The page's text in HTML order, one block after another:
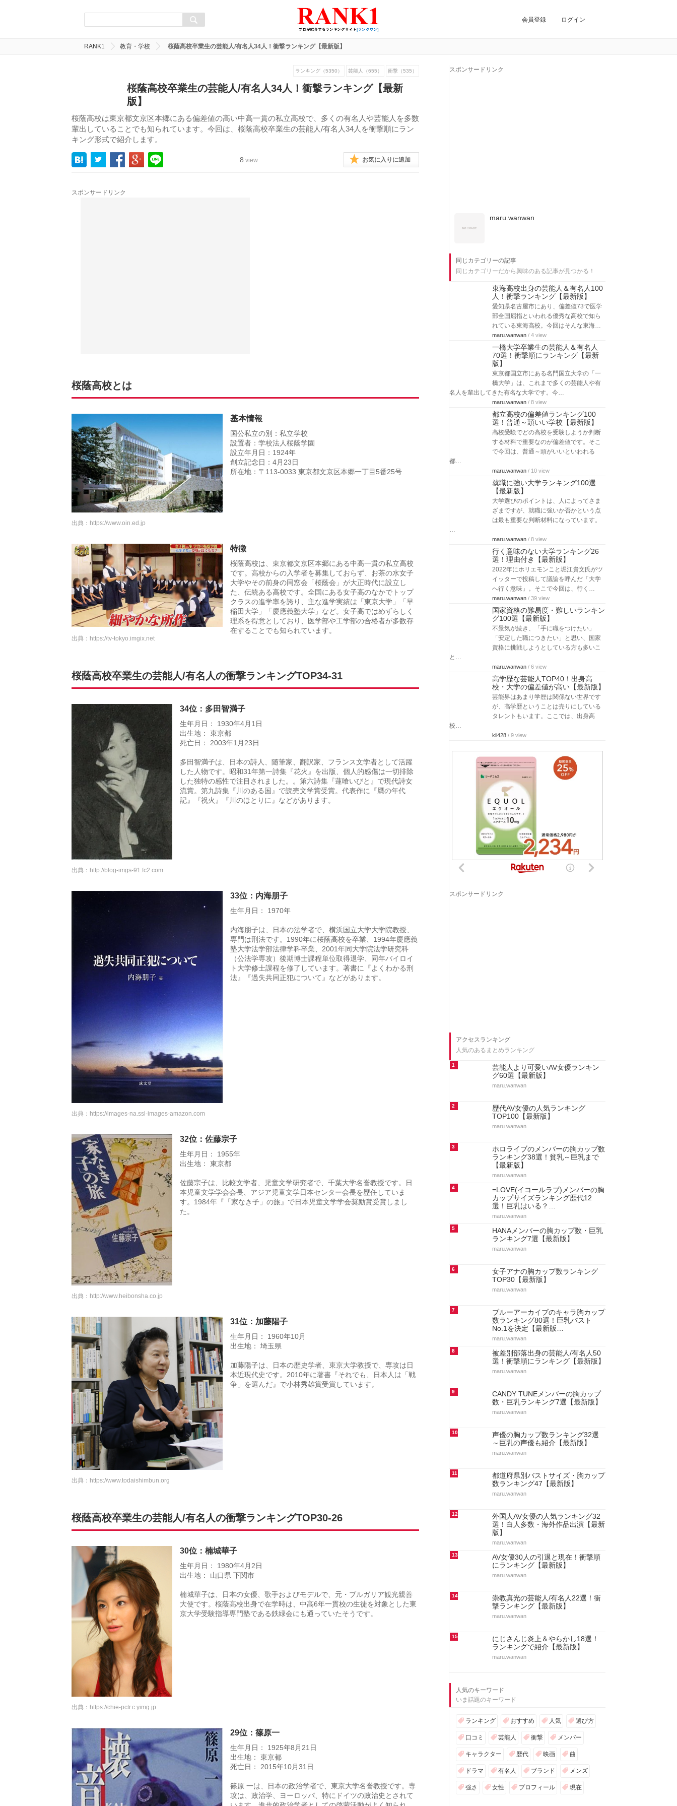
会員登録 ログイン
RANK1 教育・学校 桜蔭高校卒業生の芸能人/有名人34人！衝撃ランキング【最新版】
ランキング（5350） 芸能人（655） 衝撃（535）
桜蔭高校卒業生の芸能人/有名人34人！衝撃ランキング【最新
版】
桜蔭高校は東京都文京区本郷にある偏差値の高い中高一貫の私立高校で、多くの有名人や芸能人を多数
輩出していることでも知られています。今回は、桜蔭高校卒業生の芸能人/有名人34人を衝撃順にラン
キング形式で紹介します。
8 view お気に入りに追加
スポンサードリンク
桜蔭高校とは
基本情報
国公私立の別：私立学校
設置者：学校法人桜蔭学園
設立年月日：1924年
創立記念日：4月23日
所在地：〒113-0033 東京都文京区本郷一丁目5番25号
出典： https://www.oin.ed.jp
特徴
桜蔭高校は、東京都文京区本郷にある中高一貫の私立高校
です。高校からの入学者を募集しておらず、お茶の水女子
大学やその前身の同窓会「桜蔭会」が大正時代に設立し
た、伝統ある高校です。全国にある女子高のなかでトップ
クラスの進学率を誇り、主な進学実績は「東京大学」「早
稲田大学」「慶應義塾大学」など。女子高ではめずらしく
理系を得意としており、医学部や工学部の合格者が多数存
在することでも知られています。
出典： https://tv-tokyo.imgix.net
桜蔭高校卒業生の芸能人/有名人の衝撃ランキングTOP34-31
34位：多田智満子
生年月日： 1930年4月1日
出生地： 東京都
死亡日： 2003年1月23日
多田智満子は、日本の詩人、随筆家、翻訳家、フランス文学者として活躍
した人物です。昭和31年第一詩集『花火』を出版、個人的感傷は一切排除
した独特の感性で注目されました。。第六詩集『蓮喰いびと』で現代詩女
流賞。第九詩集『川のある国』で読売文学賞受賞。代表作に『贋の年代
記』『祝火』『川のほとりに』などがあります。
出典： http://blog-imgs-91.fc2.com
33位：内海朋子
生年月日： 1970年
内海朋子は、日本の法学者で、横浜国立大学大学院教授、
専門は刑法です。1990年に桜蔭高校を卒業、1994年慶應義
塾大学法学部法律学科卒業、2001年同大学院法学研究科
（公法学専攻）後期博士課程単位取得退学、同年バイロイ
ト大学修士課程を修了しています。著書に『よくわかる刑
法』『過失共同正犯について』などがあります。
出典： https://images-na.ssl-images-amazon.com
32位：佐藤宗子
生年月日： 1955年
出生地： 東京都
佐藤宗子は、比較文学者、児童文学研究者で、千葉大学名誉教授です。日
本児童文学学会会長、アジア児童文学日本センター会長を歴任していま
す。1984年『「家なき子」の旅』で日本児童文学学会奨励賞受賞しまし
た。
出典： http://www.heibonsha.co.jp
31位：加藤陽子
生年月日： 1960年10月
出生地： 埼玉県
加藤陽子は、日本の歴史学者、東京大学教授で、専攻は日
本近現代史です。2010年に著書『それでも、日本人は「戦
争」を選んだ』で小林秀雄賞受賞しています。
出典： https://www.todaishimbun.org
桜蔭高校卒業生の芸能人/有名人の衝撃ランキングTOP30-26
30位：楠城華子
生年月日： 1980年4月2日
出生地： 山口県 下関市
楠城華子は、日本の女優、歌手およびモデルで、元・ブルガリア観光親善
大使です。桜蔭高校出身で在学時は、中高6年一貫校の生徒を対象とした東
京大学受験指導専門塾である鉄緑会にも通っていたそうです。
出典： https://chie-pctr.c.yimg.jp
29位：篠原一
生年月日： 1925年8月21日
出生地： 東京都
死亡日： 2015年10月31日
篠原 一は、日本の政治学者で、東京大学名誉教授です。専
攻は、政治学、ヨーロッパ、特にドイツの政治史とされて
スポンサードリンク
maru.wanwan
同じカテゴリーの記事
同じカテゴリーだから興味のある記事が見つかる！
東海高校出身の芸能人＆有名人100
人！衝撃ランキング【最新版】
愛知県名古屋市にあり、偏差値73で医学
部全国屈指といわれる優秀な高校で知ら
れている東海高校。今回はそんな東海…
maru.wanwan / 4 view
一橋大学卒業生の芸能人＆有名人
70選！衝撃順にランキング【最新
版】
東京都国立市にある名門国立大学の「一
橋大学」は、これまで多くの芸能人や有
名人を輩出してきた有名な大学です。今…
maru.wanwan / 8 view
都立高校の偏差値ランキング100
選！普通～頭いい学校【最新版】
高校受験でどの高校を受験しようか判断
する材料で重要なのが偏差値です。そこ
で今回は、普通～頭がいいといわれる
都…
maru.wanwan / 10 view
就職に強い大学ランキング100選
【最新版】
大学選びのポイントは、人によってさま
ざまですが、就職に強いか否かという点
は最も重要な判断材料になっています。
…
maru.wanwan / 8 view
行く意味のない大学ランキング26
選！理由付き【最新版】
2022年にホリエモンこと堀江貴文氏がツ
イッターで投稿して議論を呼んだ「大学
へ行く意味」。そこで今回は、行く…
maru.wanwan / 39 view
国家資格の難易度・難しいランキン
グ100選【最新版】
不景気が続き、「手に職をつけたい」
「安定した職につきたい」と思い、国家
資格に挑戦しようとしている方も多いこ
と…
maru.wanwan / 6 view
高学歴な芸能人TOP40！出身高
校・大学の偏差値が高い【最新版】
芸能界はあまり学歴は関係ない世界です
が、高学歴ということは売りにしている
タレントもいます。ここでは、出身高
校…
kii428 / 9 view
スポンサードリンク
アクセスランキング
人気のあるまとめランキング
1
芸能人より可愛いAV女優ランキン
グ60選【最新版】
maru.wanwan
2
歴代AV女優の人気ランキング
TOP100【最新版】
maru.wanwan
3
ホロライブのメンバーの胸カップ数
ランキング38選！貧乳～巨乳まで
【最新版】
maru.wanwan
4
=LOVE(イコールラブ)メンバーの胸
カップサイズランキング歴代12
選！巨乳はいる？…
maru.wanwan
5
HANAメンバーの胸カップ数・巨乳
ランキング7選【最新版】
maru.wanwan
6
女子アナの胸カップ数ランキング
TOP30【最新版】
maru.wanwan
7
ブルーアーカイブのキャラ胸カップ
数ランキング80選！巨乳バスト
No.1を決定【最新版…
maru.wanwan
8
被差別部落出身の芸能人/有名人50
選！衝撃順にランキング【最新版】
maru.wanwan
9
CANDY TUNEメンバーの胸カップ
数・巨乳ランキング7選【最新版】
maru.wanwan
10
声優の胸カップ数ランキング32選
～巨乳の声優も紹介【最新版】
maru.wanwan
11
都道府県別バストサイズ・胸カップ
数ランキング47【最新版】
maru.wanwan
12
外国人AV女優の人気ランキング32
選！白人多数・海外作品出演【最新
版】
maru.wanwan
13
AV女優30人の引退と現在！衝撃順
にランキング【最新版】
maru.wanwan
14
崇教真光の芸能人/有名人22選！衝
撃ランキング【最新版】
maru.wanwan
15
にじさんじ炎上＆やらかし18選！
ランキングで紹介【最新版】
maru.wanwan
人気のキーワード
いま話題のキーワード
ランキング おすすめ 人気 選び方
口コミ 芸能人 衝撃 メンバー
キャラクター 歴代 映画 曲
ドラマ 有名人 ブランド メンズ
強さ 女性 プロフィール 現在